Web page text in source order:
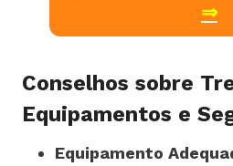
⇒
Conselhos sobre
Equipamentos e
Equipamento